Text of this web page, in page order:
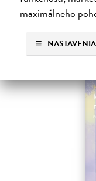
maximálneho
NASTAVENIA
Na sklade ?